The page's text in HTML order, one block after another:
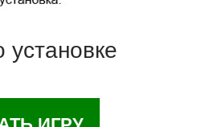
установке